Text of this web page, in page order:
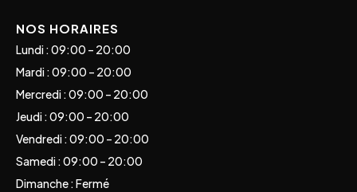
NOS HORAIRES
Lundi : 09:00 – 20:00
Mardi : 09:00 – 20:00
Mercredi : 09:00 – 20:00
Jeudi : 09:00 – 20:00
Vendredi : 09:00 – 20:00
Samedi : 09:00 – 20:00
Dimanche : Fermé